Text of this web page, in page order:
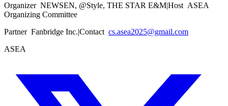
Organizer NEWSEN, @Style, THE STAR E&M|Host ASEA
Organizing Committee
Partner Fanbridge Inc.|Contact cs.asea2025@gmail.com
ASEA